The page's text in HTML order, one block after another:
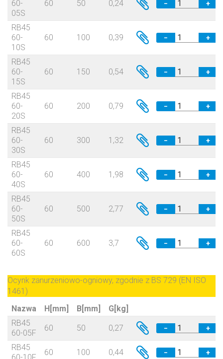
60-
05S
60 50 0,24 − +
RB45
60-
10S
60 100 0,39 − +
RB45
60-
15S
60 150 0,54 − +
RB45
60-
20S
60 200 0,79 − +
RB45
60-
30S
60 300 1,32 − +
RB45
60-
40S
60 400 1,98 − +
RB45
60-
50S
60 500 2,77 − +
RB45
60-
60S
60 600 3,7 − +
Ocynk zanurzeniowo-ogniowy, zgodnie z BS 729 (EN ISO
1461)
Nazwa
H[mm] B[mm]
G[kg]
RB45
60-05F
60 50 0,27 − +
RB45
60 100 0,44 − +